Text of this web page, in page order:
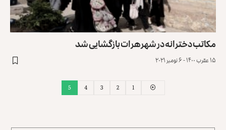
مکاتب دخترانه در شهر هرات بازگشایی شد
۱۵ عقرب ۱۴۰۰ - ۶ نومبر ۲۰۲۱
1
2
3
4
5